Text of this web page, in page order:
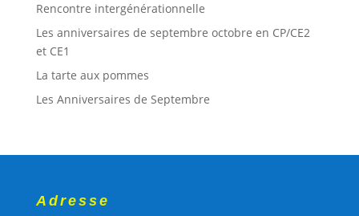
Rencontre intergénérationnelle
Les anniversaires de septembre octobre en CP/CE2
et CE1
La tarte aux pommes
Les Anniversaires de Septembre
Adresse